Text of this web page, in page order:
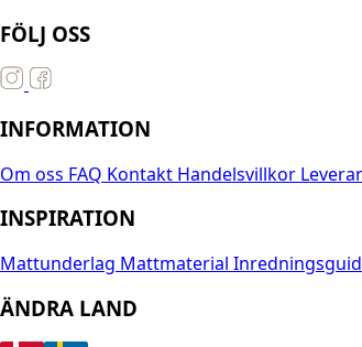
FÖLJ OSS
INFORMATION
Om oss FAQ Kontakt Handelsvillkor
INSPIRATION
Mattunderlag Mattmaterial
ÄNDRA LAND